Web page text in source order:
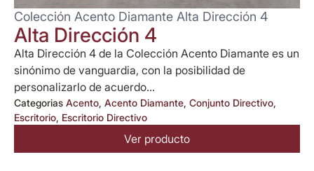
Colección Acento Diamante Alta Dirección 4
Alta Dirección 4
Alta Dirección 4 de la Colección Acento Diamante es un
sinónimo de vanguardia, con la posibilidad de
personalizarlo de acuerdo...
Categorias Acento, Acento Diamante, Conjunto Directivo,
Escritorio, Escritorio Directivo
Ver producto